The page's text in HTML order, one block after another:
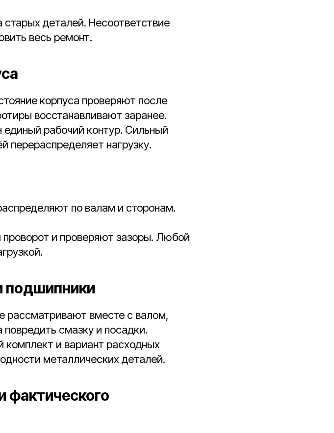
деталей. Несоответствие
весь ремонт.
корпуса проверяют после
восстанавливают заранее.
рабочий контур. Сильный
перераспределяет нагрузку.
по валам и сторонам.
и проверяют зазоры. Любой
подшипники
рассматривают вместе с валом,
смазку и посадки.
комплект и вариант расходных
металлических деталей.